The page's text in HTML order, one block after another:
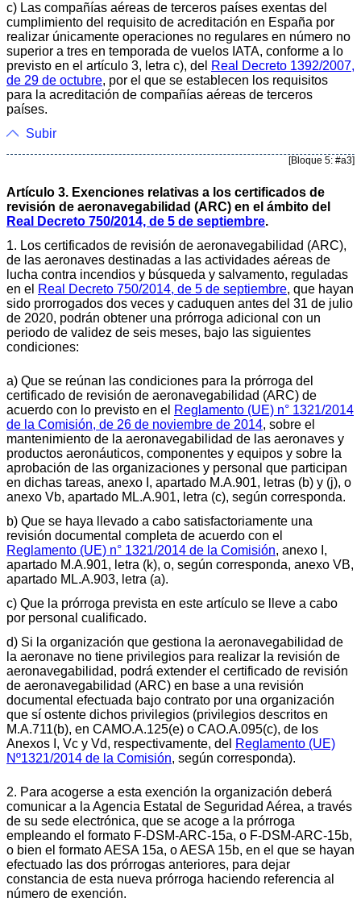
c) Las compañías aéreas de terceros países exentas del
cumplimiento del requisito de acreditación en España por
realizar únicamente operaciones no regulares en número no
superior a tres en temporada de vuelos IATA, conforme a lo
previsto en el artículo 3, letra c), del Real Decreto 1392/2007,
de 29 de octubre, por el que se establecen los requisitos
para la acreditación de compañías aéreas de terceros
países.
Subir
[Bloque 5: #a3]
Artículo 3. Exenciones relativas a los certificados de
revisión de aeronavegabilidad (ARC) en el ámbito del
Real Decreto 750/2014, de 5 de septiembre.
1. Los certificados de revisión de aeronavegabilidad (ARC),
de las aeronaves destinadas a las actividades aéreas de
lucha contra incendios y búsqueda y salvamento, reguladas
en el Real Decreto 750/2014, de 5 de septiembre, que hayan
sido prorrogados dos veces y caduquen antes del 31 de julio
de 2020, podrán obtener una prórroga adicional con un
periodo de validez de seis meses, bajo las siguientes
condiciones:
a) Que se reúnan las condiciones para la prórroga del
certificado de revisión de aeronavegabilidad (ARC) de
acuerdo con lo previsto en el Reglamento (UE) n° 1321/2014
de la Comisión, de 26 de noviembre de 2014, sobre el
mantenimiento de la aeronavegabilidad de las aeronaves y
productos aeronáuticos, componentes y equipos y sobre la
aprobación de las organizaciones y personal que participan
en dichas tareas, anexo I, apartado M.A.901, letras (b) y (j), o
anexo Vb, apartado ML.A.901, letra (c), según corresponda.
b) Que se haya llevado a cabo satisfactoriamente una
revisión documental completa de acuerdo con el
Reglamento (UE) n° 1321/2014 de la Comisión, anexo I,
apartado M.A.901, letra (k), o, según corresponda, anexo VB,
apartado ML.A.903, letra (a).
c) Que la prórroga prevista en este artículo se lleve a cabo
por personal cualificado.
d) Si la organización que gestiona la aeronavegabilidad de
la aeronave no tiene privilegios para realizar la revisión de
aeronavegabilidad, podrá extender el certificado de revisión
de aeronavegabilidad (ARC) en base a una revisión
documental efectuada bajo contrato por una organización
que sí ostente dichos privilegios (privilegios descritos en
M.A.711(b), en CAMO.A.125(e) o CAO.A.095(c), de los
Anexos I, Vc y Vd, respectivamente, del Reglamento (UE)
Nº1321/2014 de la Comisión, según corresponda).
2. Para acogerse a esta exención la organización deberá
comunicar a la Agencia Estatal de Seguridad Aérea, a través
de su sede electrónica, que se acoge a la prórroga
empleando el formato F-DSM-ARC-15a, o F-DSM-ARC-15b,
o bien el formato AESA 15a, o AESA 15b, en el que se hayan
efectuado las dos prórrogas anteriores, para dejar
constancia de esta nueva prórroga haciendo referencia al
número de exención.